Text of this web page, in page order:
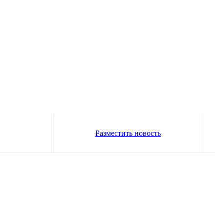
Разместить новость